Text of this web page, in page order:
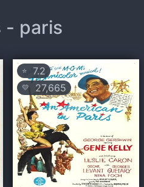
- paris
⭐ 7.2
💛 27,665